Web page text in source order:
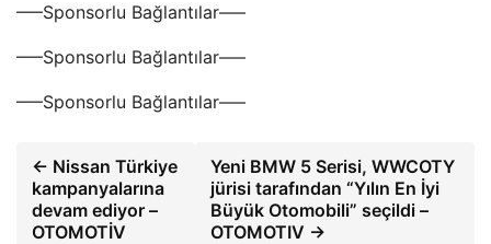
—–Sponsorlu Bağlantılar—–
—–Sponsorlu Bağlantılar—–
—–Sponsorlu Bağlantılar—–
← Nissan Türkiye
kampanyalarına
devam ediyor –
OTOMOTİV
Yeni BMW 5 Serisi, WWCOTY
jürisi tarafından “Yılın En İyi
Büyük Otomobili” seçildi –
OTOMOTIV →